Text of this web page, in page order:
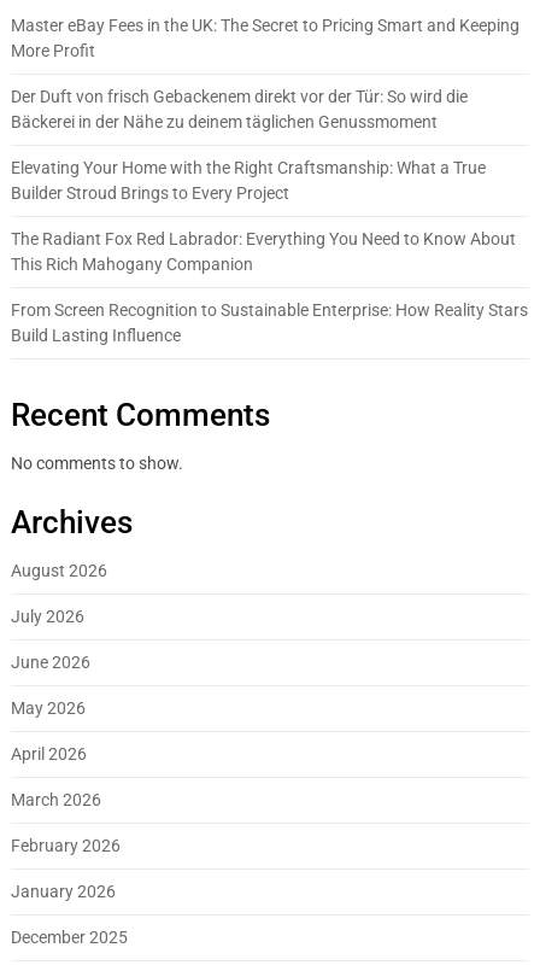
Master eBay Fees in the UK: The Secret to Pricing Smart and Keeping
More Profit
Der Duft von frisch Gebackenem direkt vor der Tür: So wird die
Bäckerei in der Nähe zu deinem täglichen Genussmoment
Elevating Your Home with the Right Craftsmanship: What a True
Builder Stroud Brings to Every Project
The Radiant Fox Red Labrador: Everything You Need to Know About
This Rich Mahogany Companion
From Screen Recognition to Sustainable Enterprise: How Reality Stars
Build Lasting Influence
Recent Comments
No comments to show.
Archives
August 2026
July 2026
June 2026
May 2026
April 2026
March 2026
February 2026
January 2026
December 2025